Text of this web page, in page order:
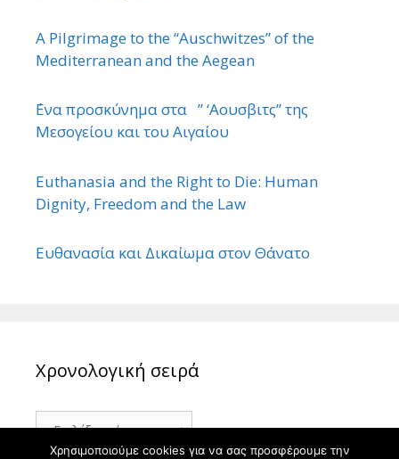
A Pilgrimage to the “Auschwitzes” of the
Mediterranean and the Aegean
΄Ενα προσκύνημα στα ” ‘Αουσβιτς” της
Μεσογείου και του Αιγαίου
Euthanasia and the Right to Die: Human
Dignity, Freedom and the Law
Ευθανασία και Δικαίωμα στον Θάνατο
Χρονολογική σειρά
Χρονολογική
σειρά
Χρησιμοποιούμε cookies για να σας προσφέρουμε την